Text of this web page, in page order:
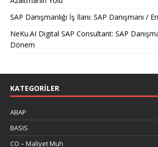
SAP Danışmanlığı İş İlanı: SAP Danışmanı /
NeKu.AI Digital SAP Consultant: SAP
Dönem
KATEGORILER
ABAP
BASIS
CO – Maliyet Muh